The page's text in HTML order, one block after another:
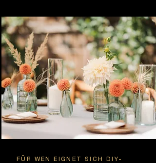
FÜR WEN EIGNET SICH DIY-